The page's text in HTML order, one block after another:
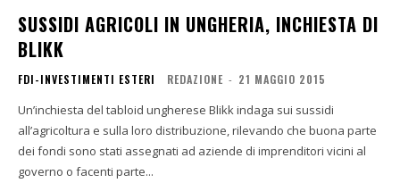
SUSSIDI AGRICOLI IN UNGHERIA, INCHIESTA DI
BLIKK
FDI-INVESTIMENTI ESTERI REDAZIONE - 21 MAGGIO 2015
Un’inchiesta del tabloid ungherese Blikk indaga sui sussidi
all’agricoltura e sulla loro distribuzione, rilevando che buona parte
dei fondi sono stati assegnati ad aziende di imprenditori vicini al
governo o facenti parte...